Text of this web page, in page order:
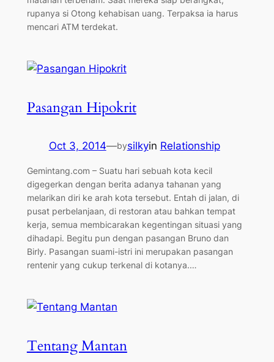
rupanya si Otong kehabisan uang. Terpaksa ia harus
mencari ATM terdekat.
Pasangan Hipokrit
Oct 3, 2014—bysilkyin Relationship
Gemintang.com – Suatu hari sebuah kota kecil
digegerkan dengan berita adanya tahanan yang
melarikan diri ke arah kota tersebut. Entah di jalan, di
pusat perbelanjaan, di restoran atau bahkan tempat
kerja, semua membicarakan kegentingan situasi yang
dihadapi. Begitu pun dengan pasangan Bruno dan
Birly. Pasangan suami-istri ini merupakan pasangan
rentenir yang cukup terkenal di kotanya.…
Tentang Mantan